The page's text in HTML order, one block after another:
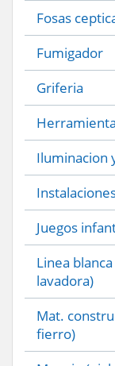
Fosas
Fumigador
Griferia
Iluminacion
Juegos
Linea
lavadora)
Mat.
fierro)